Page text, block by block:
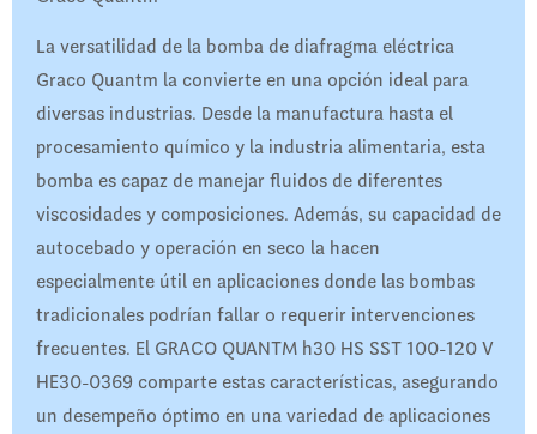
La versatilidad de la bomba de diafragma eléctrica
Graco Quantm la convierte en una opción ideal para
diversas industrias. Desde la manufactura hasta el
procesamiento químico y la industria alimentaria, esta
bomba es capaz de manejar fluidos de diferentes
viscosidades y composiciones. Además, su capacidad de
autocebado y operación en seco la hacen
especialmente útil en aplicaciones donde las bombas
tradicionales podrían fallar o requerir intervenciones
frecuentes. El GRACO QUANTM h30 HS SST 100-120 V
HE30-0369 comparte estas características, asegurando
un desempeño óptimo en una variedad de aplicaciones